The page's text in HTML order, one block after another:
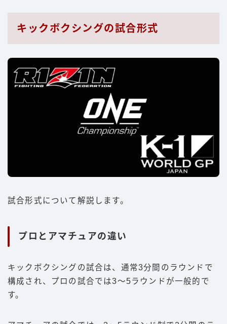
キックボクシングの試合形式
試合形式について解説します。
プロとアマチュアの違い
キックボクシングの試合は、通常3分間のラウンドで
構成され、プロの試合では3〜5ラウンドが一般的で
す。